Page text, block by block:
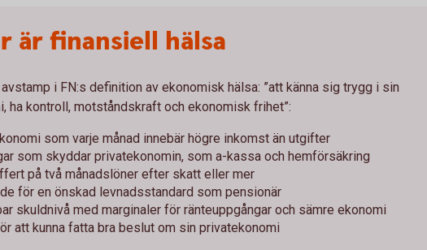
är finansiell hälsa
i FN:s definition av ekonomisk hälsa: ”att känna sig trygg i sin
ha kontroll, motståndskraft och ekonomisk frihet”:
som varje månad innebär högre inkomst än utgifter
som skyddar privatekonomin, som a-kassa och hemförsäkring
på två månadslöner efter skatt eller mer
för en önskad levnadsstandard som pensionär
skuldnivå med marginaler för ränteuppgångar och sämre ekonomi
att kunna fatta bra beslut om sin privatekonomi